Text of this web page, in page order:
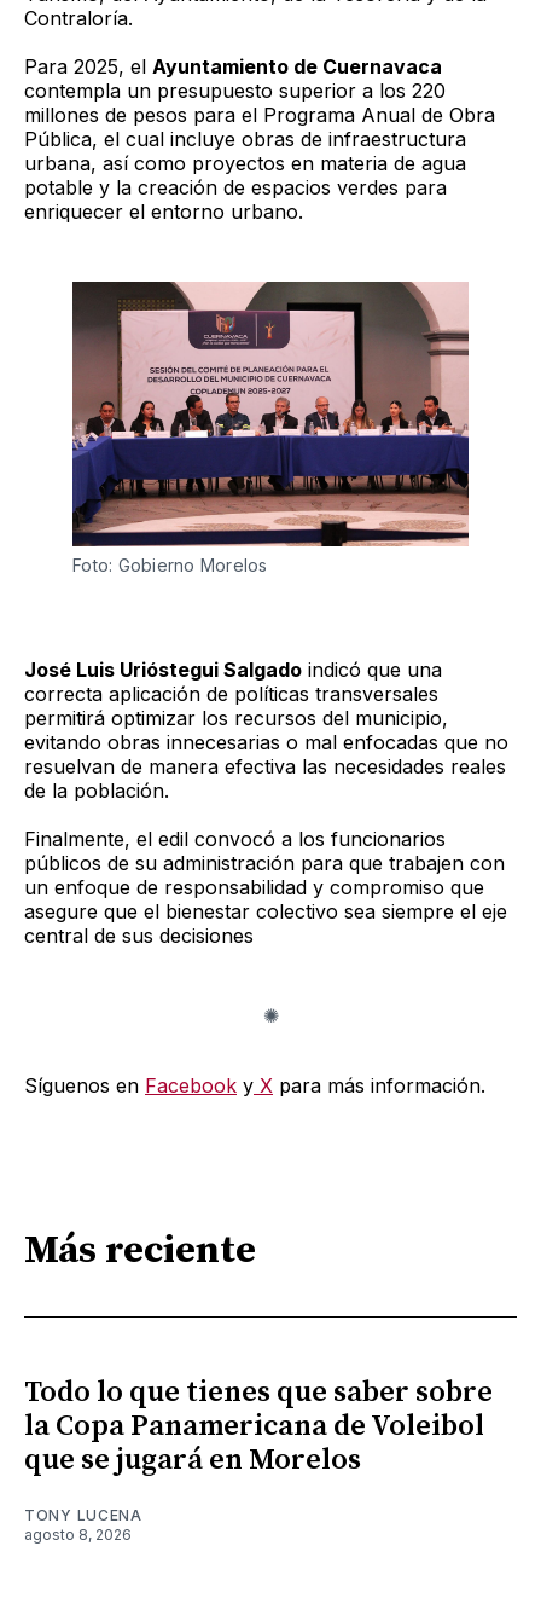
Contraloría.
Para 2025, el Ayuntamiento de Cuernavaca
contempla un presupuesto superior a los 220
millones de pesos para el Programa Anual de Obra
Pública, el cual incluye obras de infraestructura
urbana, así como proyectos en materia de agua
potable y la creación de espacios verdes para
enriquecer el entorno urbano.
Foto: Gobierno Morelos
José Luis Urióstegui Salgado indicó que una
correcta aplicación de políticas transversales
permitirá optimizar los recursos del municipio,
evitando obras innecesarias o mal enfocadas que no
resuelvan de manera efectiva las necesidades reales
de la población.
Finalmente, el edil convocó a los funcionarios
públicos de su administración para que trabajen con
un enfoque de responsabilidad y compromiso que
asegure que el bienestar colectivo sea siempre el eje
central de sus decisiones
Síguenos en Facebook y X para más información.
Más reciente
Todo lo que tienes que saber sobre
la Copa Panamericana de Voleibol
que se jugará en Morelos
TONY LUCENA
agosto 8, 2026